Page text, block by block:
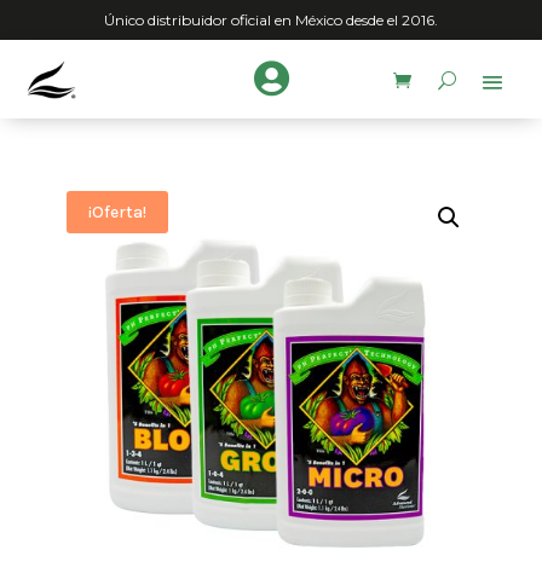
Único distribuidor oficial en México desde el 2016.

¡Oferta!